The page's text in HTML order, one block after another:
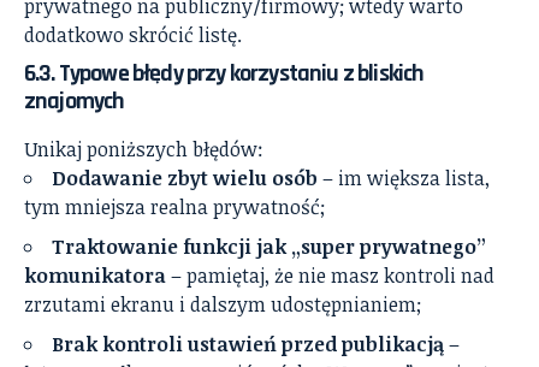
prywatnego na publiczny/firmowy; wtedy warto
dodatkowo skrócić listę.
6.3. Typowe błędy przy korzystaniu z bliskich
znajomych
Unikaj poniższych błędów:
Dodawanie zbyt wielu osób – im większa lista,
tym mniejsza realna prywatność;
Traktowanie funkcji jak „super prywatnego”
komunikatora– pamiętaj, że nie masz kontroli nad
zrzutami ekranu i dalszym udostępnianiem;
Brak kontroli ustawień przed publikacją–